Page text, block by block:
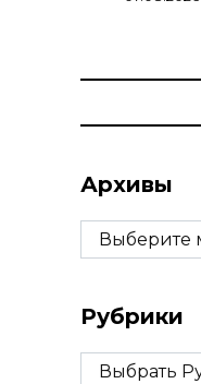
Архивы
Архивы
Рубрики
Рубрики